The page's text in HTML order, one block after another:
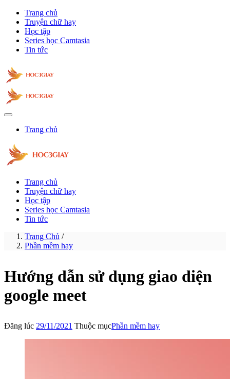
Trang chủ
Truyện chữ hay
Học tập
Series học Camtasia
Tin tức
Trang chủ
Trang chủ
Truyện chữ hay
Học tập
Series học Camtasia
Tin tức
Trang Chủ /
Phần mềm hay
Hướng dẫn sử dụng giao diện
google meet
Đăng lúc 29/11/2021 Thuộc mụcPhần mềm hay